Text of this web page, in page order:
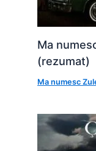
Ma
(rezumat)
Ma numesc